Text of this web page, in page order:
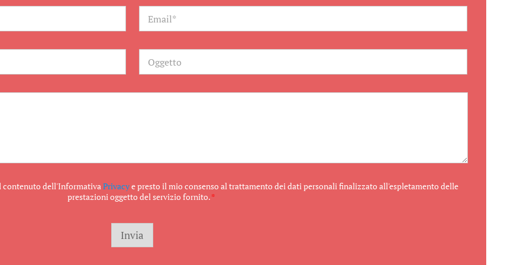
E
a
lO
g
t
contenuto dell'InformativaPrivacye presto il mio consenso al trattamento dei dati personali finalizzato all'espletamento delle
prestazioni oggetto del servizio fornito.*
Invia